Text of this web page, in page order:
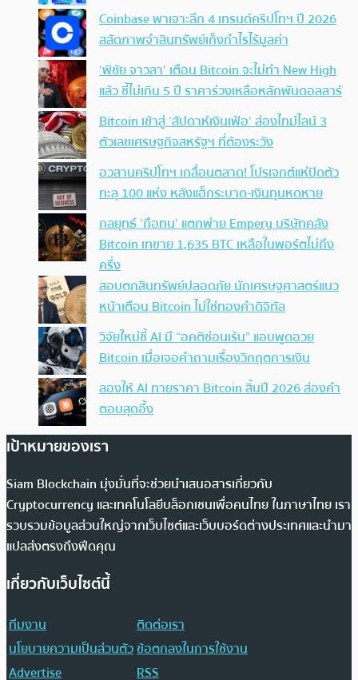
Coinbase พาเจาะลึก 4 เทรนด์คริปโทฯ ปี 2026
สลัดภาพจำสินทรัพย์เก็งกำไรไร้มูลค่า
‘พิชัย จาวลา’ เตือน Bitcoin จะไม่ทำ New High
แล้ว ชี้ไม่เกิน 5 ปี ราคาร่วงเหลือหลักพันดอลลาร์
Bitcoin เข้าสู่ ‘สัปดาห์เงินเฟ้อ’ ส่องไทม์ไลน์ 3
ตัวเลขเศรษฐกิจสหรัฐฯ ที่ต้องระวัง
อวสานคริปโทฯ เกลื่อนตลาด! โปรเจกต์แห่ปิดตัว
ทะลุ 100 แห่ง หลังแฮ็กระบาด-เงินทุนหดหาย
กลยุทธ์ ‘ถือทน’ แตกพ่าย Empery บริษัทคลัง
Bitcoin เทขาย 1,635 BTC เหลือในพอร์ตไม่ถึง
ครึ่ง
สอบตกสินทรัพย์ปลอดภัย นักเศรษฐศาสตร์แนว
หน้าเตือน Bitcoin ไม่ใช่ทองคำดิจิทัล
วิจัยใหม่ชี้ AI มี “อคติซ่อนเร้น” แอบพูดอวย
Bitcoin เมื่อเจอคำถามเรื่องวิกฤตการเงิน
ลองให้ AI ทายราคา Bitcoin สิ้นปี 2026 ส่องคำ
ตอบสุดอึ้ง
เป้าหมายของเรา
Siam Blockchain มุ่งมั่นที่จะช่วยนำเสนอสารเกี่ยวกับ
Cryptocurrency และเทคโนโลยีบล็อกเชนเพื่อคนไทย ในภาษาไทย เรา
รวบรวมข้อมูลส่วนใหญ่จากเว็บไซต์และเว็บบอร์ดต่างประเทศและนำมา
แปลส่งตรงถึงฟีดคุณ
เกี่ยวกับเว็บไซต์นี้
ทีมงาน
ติดต่อเรา
นโยบายความเป็นส่วนตัวข้อตกลงในการใช้งาน
Advertise
RSS